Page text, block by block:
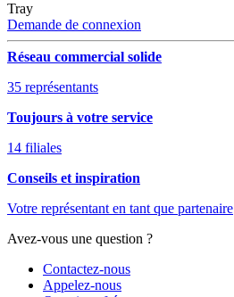
Tray
Demande de connexion
Réseau commercial solide
35 représentants
Toujours à votre service
14 filiales
Conseils et inspiration
Votre représentant en tant que partenaire
Avez-vous une question ?
Contactez-nous
Appelez-nous